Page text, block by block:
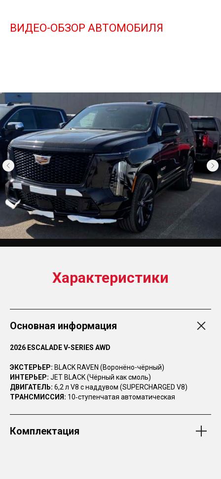
ВИДЕО-ОБЗОР АВТОМОБИЛЯ
Характеристики
Основная информация
2026 ESCALADE V-SERIES AWD
ЭКСТЕРЬЕР: BLACK RAVEN (Воронёно-чёрный)
ИНТЕРЬЕР: JET BLACK (Чёрный как смоль)
ДВИГАТЕЛЬ: 6,2 л V8 с наддувом (SUPERCHARGED V8)
ТРАНСМИССИЯ: 10‑ступенчатая автоматическая
Комплектация